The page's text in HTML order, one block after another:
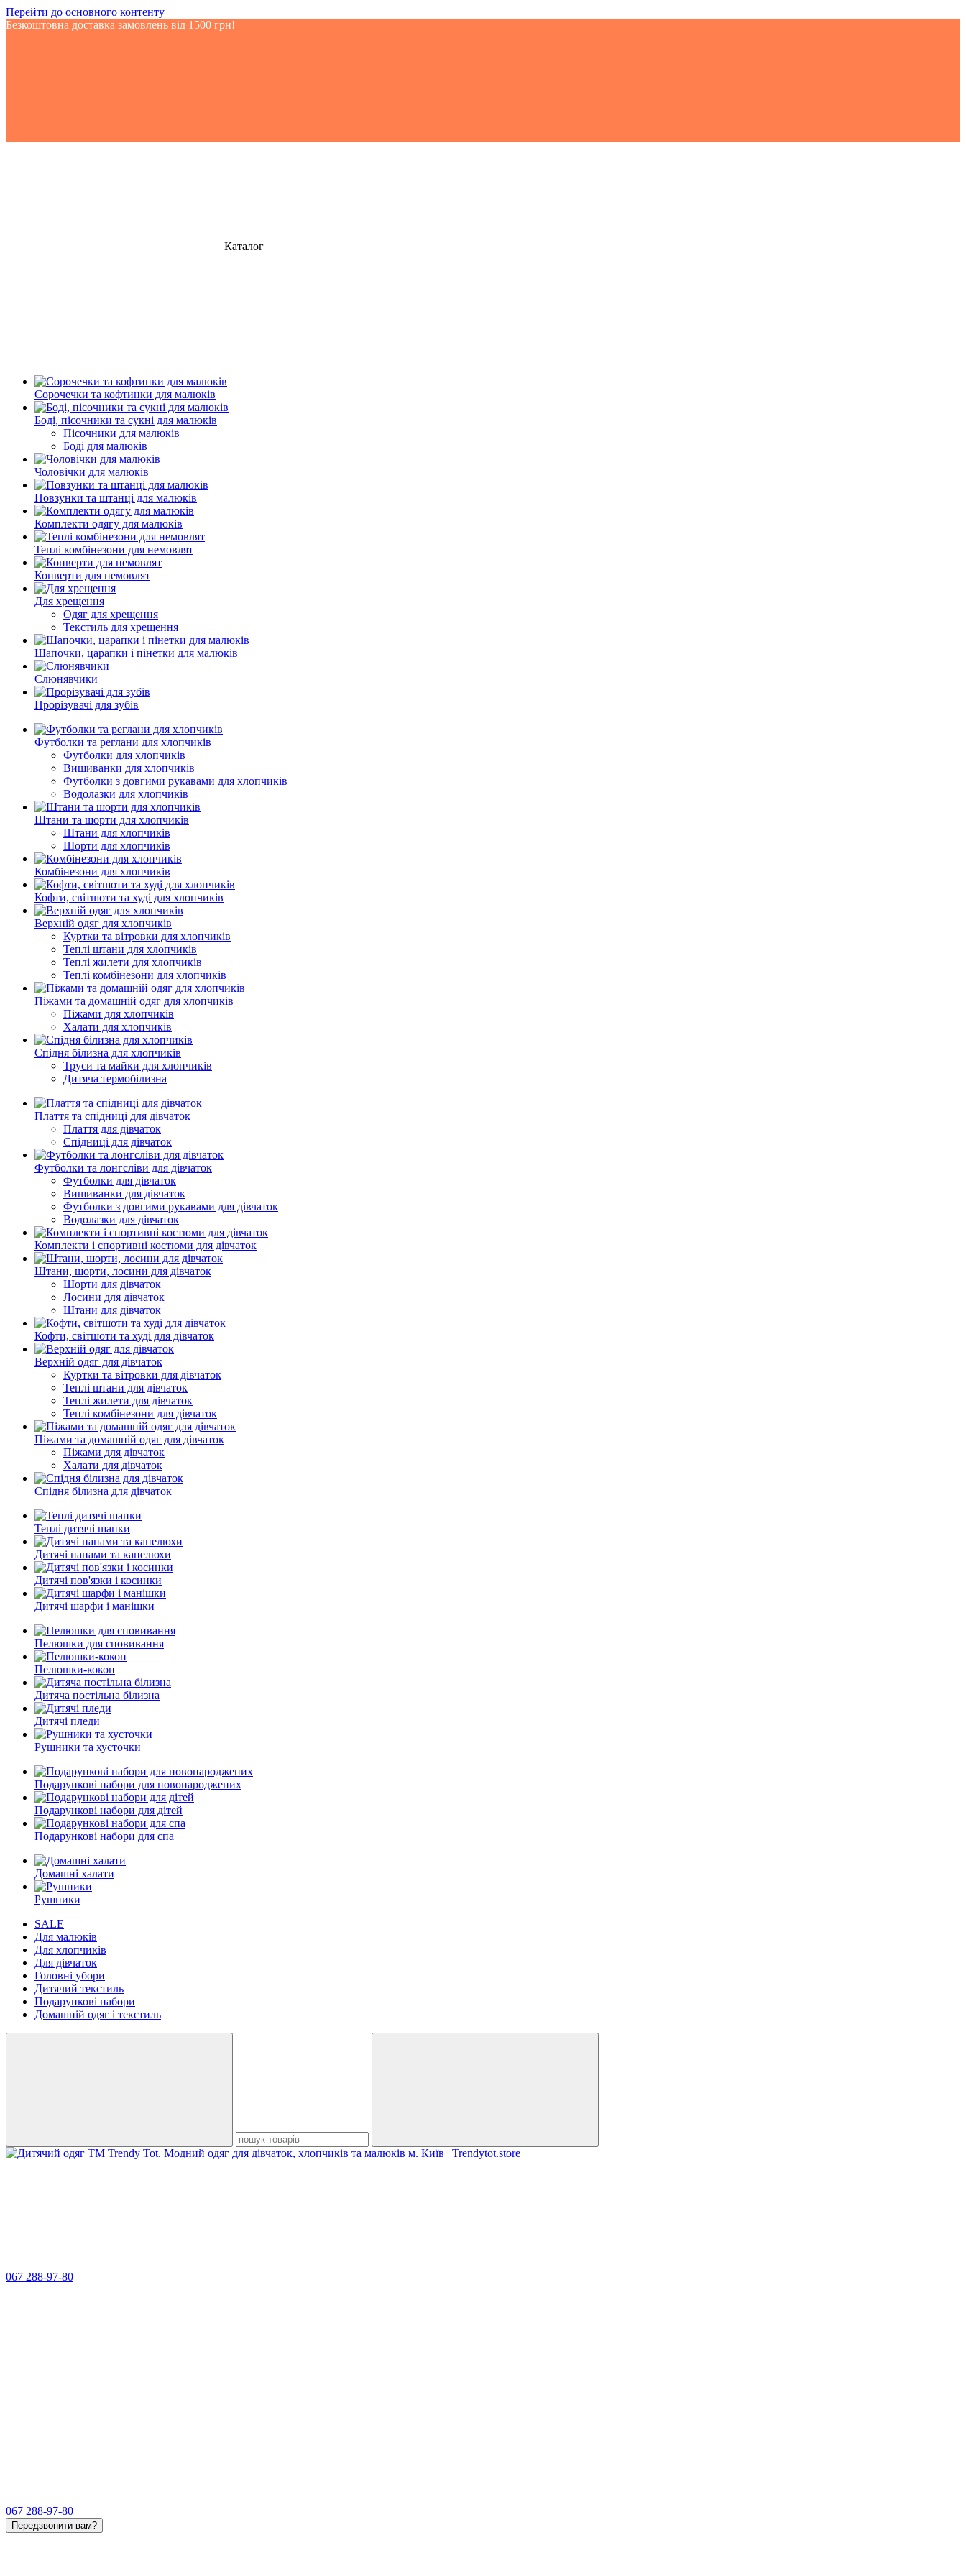
Перейти до основного контенту
Безкоштовна доставка замовлень від 1500 грн!
Каталог
Сорочечки та кофтинки для малюків
Боді, пісочники та сукні для малюків
Пісочники для малюків
Боді для малюків
Чоловічки для малюків
Повзунки та штанці для малюків
Комплекти одягу для малюків
Теплі комбінезони для немовлят
Конверти для немовлят
Для хрещення
Одяг для хрещення
Текстиль для хрещення
Шапочки, царапки і пінетки для малюків
Слюнявчики
Прорізувачі для зубів
Футболки та реглани для хлопчиків
Футболки для хлопчиків
Вишиванки для хлопчиків
Футболки з довгими рукавами для хлопчиків
Водолазки для хлопчиків
Штани та шорти для хлопчиків
Штани для хлопчиків
Шорти для хлопчиків
Комбінезони для хлопчиків
Кофти, світшоти та худі для хлопчиків
Верхній одяг для хлопчиків
Куртки та вітровки для хлопчиків
Теплі штани для хлопчиків
Теплі жилети для хлопчиків
Теплі комбінезони для хлопчиків
Піжами та домашній одяг для хлопчиків
Піжами для хлопчиків
Халати для хлопчиків
Спідня білизна для хлопчиків
Труси та майки для хлопчиків
Дитяча термобілизна
Плаття та спідниці для дівчаток
Плаття для дівчаток
Спідниці для дівчаток
Футболки та лонгсліви для дівчаток
Футболки для дівчаток
Вишиванки для дівчаток
Футболки з довгими рукавами для дівчаток
Водолазки для дівчаток
Комплекти і спортивні костюми для дівчаток
Штани, шорти, лосини для дівчаток
Шорти для дівчаток
Лосини для дівчаток
Штани для дівчаток
Кофти, світшоти та худі для дівчаток
Верхній одяг для дівчаток
Куртки та вітровки для дівчаток
Теплі штани для дівчаток
Теплі жилети для дівчаток
Теплі комбінезони для дівчаток
Піжами та домашній одяг для дівчаток
Піжами для дівчаток
Халати для дівчаток
Спідня білизна для дівчаток
Теплі дитячі шапки
Дитячі панами та капелюхи
Дитячі пов'язки і косинки
Дитячі шарфи і манішки
Пелюшки для сповивання
Пелюшки-кокон
Дитяча постільна білизна
Дитячі пледи
Рушники та хусточки
Подарункові набори для новонароджених
Подарункові набори для дітей
Подарункові набори для спа
Домашні халати
Рушники
SALE
Для малюків
Для хлопчиків
Для дівчаток
Головні убори
Дитячий текстиль
Подарункові набори
Домашній одяг і текстиль
067 288-97-80
067 288-97-80
Передзвонити вам?